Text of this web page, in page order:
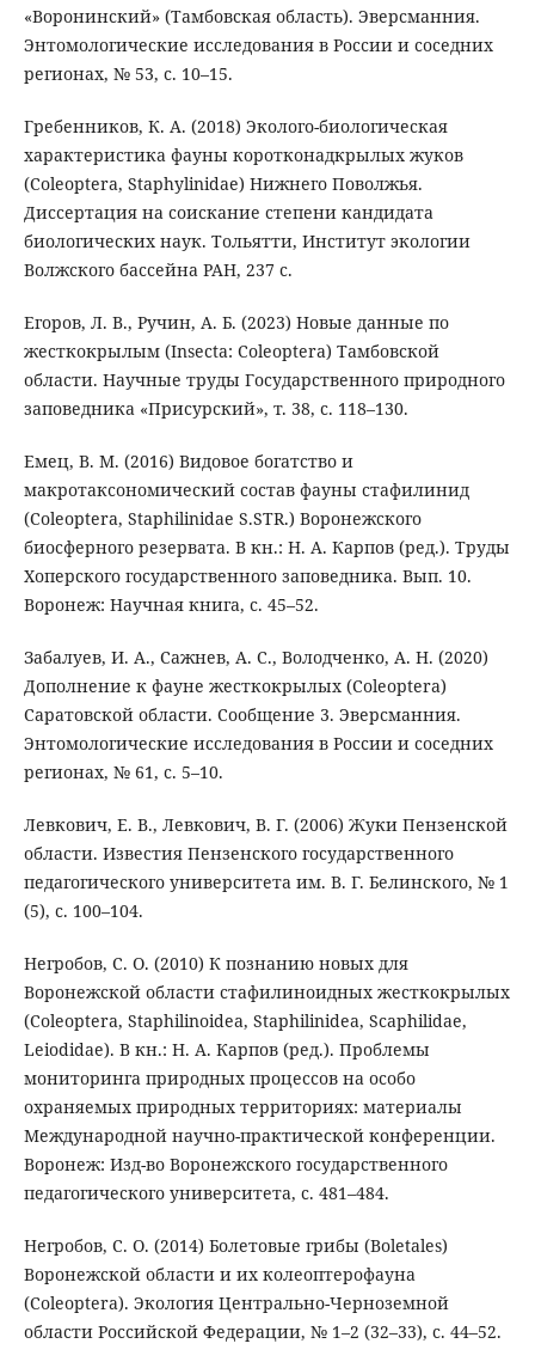
«Воронинский» (Тамбовская область). Эверсманния.
Энтомологические исследования в России и соседних
регионах, № 53, с. 10–15.
Гребенников, К. А. (2018) Эколого-биологическая
характеристика фауны коротконадкрылых жуков
(Coleoptera, Staphylinidae) Нижнего Поволжья.
Диссертация на соискание степени кандидата
биологических наук. Тольятти, Институт экологии
Волжского бассейна РАН, 237 с.
Егоров, Л. В., Ручин, А. Б. (2023) Новые данные по
жесткокрылым (Insecta: Coleoptera) Тамбовской
области. Научные труды Государственного природного
заповедника «Присурский», т. 38, с. 118–130.
Емец, В. М. (2016) Видовое богатство и
макротаксономический состав фауны стафилинид
(Coleoptera, Staphilinidae S.STR.) Воронежского
биосферного резервата. В кн.: Н. А. Карпов (ред.). Труды
Хоперского государственного заповедника. Вып. 10.
Воронеж: Научная книга, с. 45–52.
Забалуев, И. А., Сажнев, А. С., Володченко, А. Н. (2020)
Дополнение к фауне жесткокрылых (Coleoptera)
Саратовской области. Сообщение 3. Эверсманния.
Энтомологические исследования в России и соседних
регионах, № 61, с. 5–10.
Левкович, Е. В., Левкович, В. Г. (2006) Жуки Пензенской
области. Известия Пензенского государственного
педагогического университета им. В. Г. Белинского, № 1
(5), с. 100–104.
Негробов, С. О. (2010) К познанию новых для
Воронежской области стафилиноидных жесткокрылых
(Coleoptera, Staphilinoidea, Staphilinidea, Scaphilidae,
Leiodidae). В кн.: Н. А. Карпов (ред.). Проблемы
мониторинга природных процессов на особо
охраняемых природных территориях: материалы
Международной научно-практической конференции.
Воронеж: Изд-во Воронежского государственного
педагогического университета, с. 481–484.
Негробов, С. О. (2014) Болетовые грибы (Boletales)
Воронежской области и их колеоптерофауна
(Coleoptera). Экология Центрально-Черноземной
области Российской Федерации, № 1–2 (32–33), с. 44–52.